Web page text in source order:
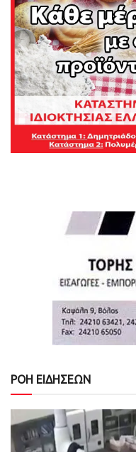
ΡΟΗ ΕΙΔΗΣΕΩΝ